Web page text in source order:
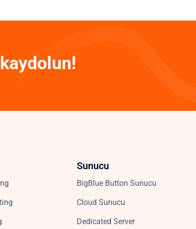
Sunucu
BigBlue Button Sunucu
Cloud Sunucu
Dedicated Server